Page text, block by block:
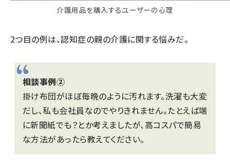
介護用品を購入するユーザーの心理
2つ目の例は、認知症の親の介護に関する悩みだ。
相談事例②
掛け布団がほぼ毎晩のように汚れます。洗濯も大変
だし、私も会社員なのでやりきれません。たとえば端
に新聞紙でも？とか考えましたが、高コスパで簡易
な方法があったら教えてください。